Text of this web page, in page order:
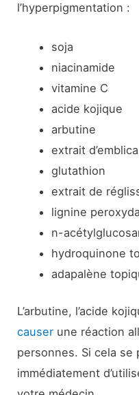
l’hyperpigmentation :
soja
niacinamide
vitamine C
acide kojique
arbutine
extrait d’emblica
glutathion
extrait de
lignine
n-
hydroquinone
adapalène
L’arbutine, l’acide
causer une réaction
personnes. Si cela se
immédiatement